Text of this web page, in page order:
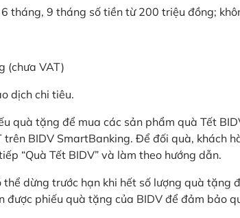
tháng, 9 tháng số tiền từ 200 triệu đồng;
(chưa VAT)
dịch chi tiêu.
quà tặng để mua các sản phẩm quà Tết
BIDV SmartBanking. Để đối quà, khách
“Quà Tết BIDV” và làm theo hướng dẫn.
dừng trước hạn khi hết số lượng quà tặng
được phiếu quà tặng của BIDV để đảm bảo